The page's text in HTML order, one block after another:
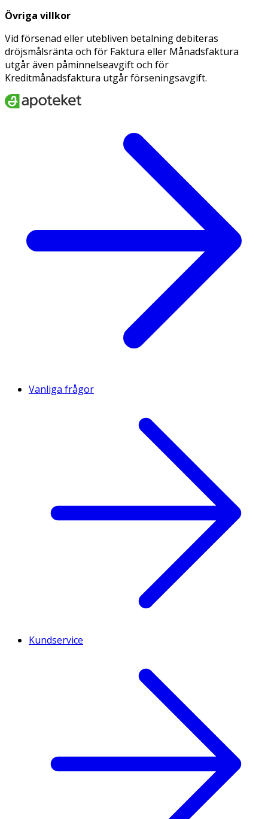
Övriga villkor
Vid försenad eller utebliven betalning debiteras
dröjsmålsränta och för Faktura eller Månadsfaktura
utgår även påminnelseavgift och för
Kreditmånadsfaktura utgår förseningsavgift.
Vanliga frågor
Kundservice